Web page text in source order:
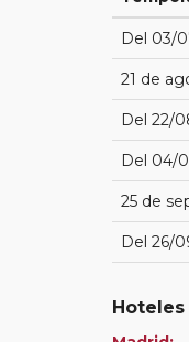
Del 03/
21 de
Del 22/
Del 04/
25 de
Del 26/